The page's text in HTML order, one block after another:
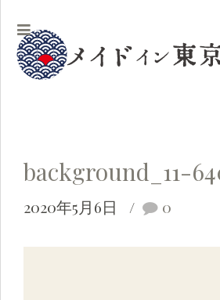
background_11-
2020年5月6日 0